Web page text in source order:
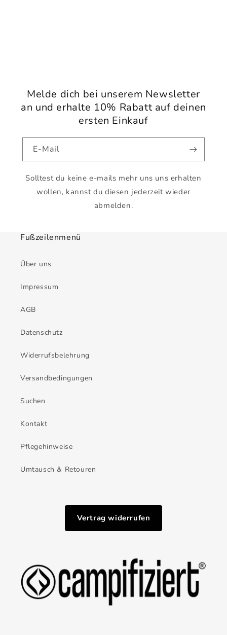
Melde dich bei unserem Newsletter
an und erhalte 10% Rabatt auf deinen
ersten Einkauf
E-Mail
Solltest du keine e-mails mehr uns uns erhalten
wollen, kannst du diesen jederzeit wieder
abmelden.
Fußzeilenmenü
Über uns
Impressum
AGB
Datenschutz
Widerrufsbelehrung
Versandbedingungen
Suchen
Kontakt
Pflegehinweise
Umtausch & Retouren
Vertrag widerrufen